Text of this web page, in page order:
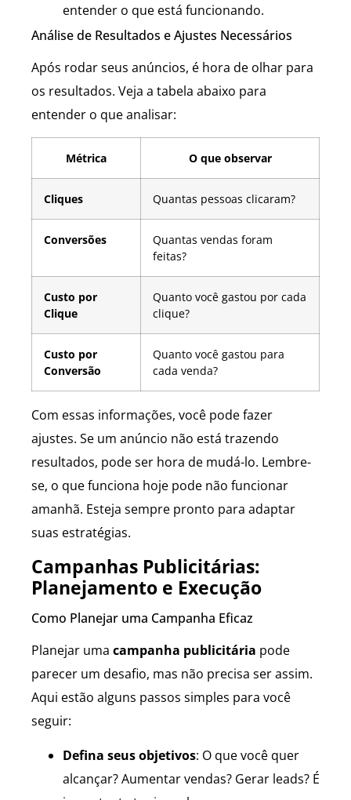
entender o que está funcionando.
Análise de Resultados e Ajustes Necessários
Após rodar seus anúncios, é hora de olhar para
os resultados. Veja a tabela abaixo para
entender o que analisar:
Métrica O que observar
Cliques Quantas pessoas clicaram?
Conversões
Quantas vendas foram
feitas?
Custo por
Clique
Quanto você gastou por cada
clique?
Custo por
Conversão
Quanto você gastou para
cada venda?
Com essas informações, você pode fazer
ajustes. Se um anúncio não está trazendo
resultados, pode ser hora de mudá-lo. Lembre-
se, o que funciona hoje pode não funcionar
amanhã. Esteja sempre pronto para adaptar
suas estratégias.
Campanhas Publicitárias:
Planejamento e Execução
Como Planejar uma Campanha Eficaz
Planejar uma campanha publicitária pode
parecer um desafio, mas não precisa ser assim.
Aqui estão alguns passos simples para você
seguir:
Defina seus objetivos: O que você quer
alcançar? Aumentar vendas? Gerar leads? É